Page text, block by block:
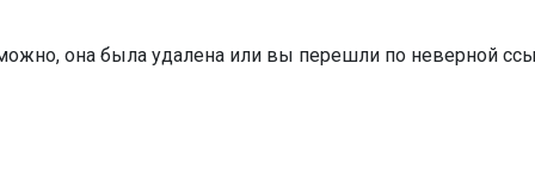
она была удалена или вы перешли по неверной